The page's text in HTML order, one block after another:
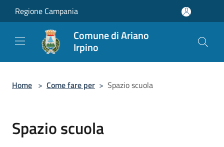
Salta al contenuto principale
Regione Campania
Comune di Ariano
Irpino
Home > Come fare per > Spazio scuola
Spazio scuola